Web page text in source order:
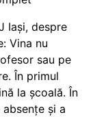
Iași, despre
Vina nu
sau pe
În primul
la școală. În
și a